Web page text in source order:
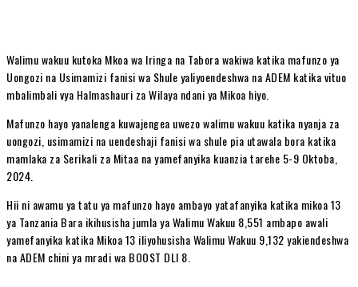
Walimu wakuu kutoka Mkoa wa Iringa na Tabora wakiwa katika mafunzo ya
Uongozi na Usimamizi fanisi wa Shule yaliyoendeshwa na ADEM katika vituo
mbalimbali vya Halmashauri za Wilaya ndani ya Mikoa hiyo.
Mafunzo hayo yanalenga kuwajengea uwezo walimu wakuu katika nyanja za
uongozi, usimamizi na uendeshaji fanisi wa shule pia utawala bora katika
mamlaka za Serikali za Mitaa na yamefanyika kuanzia tarehe 5-9 Oktoba,
2024.
Hii ni awamu ya tatu ya mafunzo hayo ambayo yatafanyika katika mikoa 13
ya Tanzania Bara ikihusisha jumla ya Walimu Wakuu 8,551 ambapo awali
yamefanyika katika Mikoa 13 iliyohusisha Walimu Wakuu 9,132 yakiendeshwa
na ADEM chini ya mradi wa BOOST DLI 8.